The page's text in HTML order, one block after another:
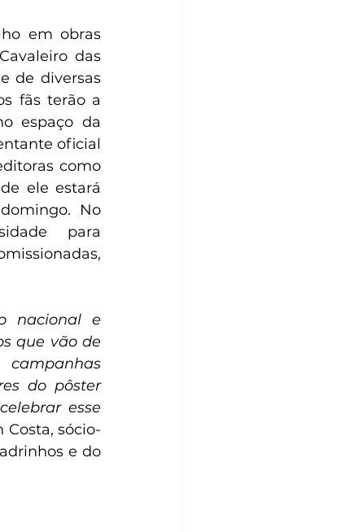
em obras
das
de diversas
fãs terão a
espaço da
oficial
como
ele estará
No
para
nacional e
que vão de
do pôster
esse
Costa, sócio-
e do